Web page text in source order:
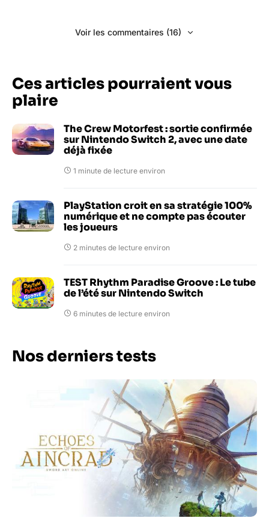
Voir les commentaires (16)
Ces articles pourraient vous
plaire
The Crew Motorfest : sortie confirmée
sur Nintendo Switch 2, avec une date
déjà fixée
1 minute de lecture environ
PlayStation croit en sa stratégie 100%
numérique et ne compte pas écouter
les joueurs
2 minutes de lecture environ
TEST Rhythm Paradise Groove : Le tube
de l’été sur Nintendo Switch
6 minutes de lecture environ
Nos derniers tests